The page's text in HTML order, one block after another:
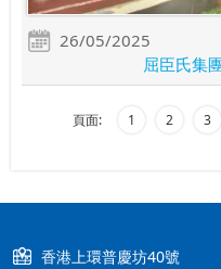
26/05/2025
屈臣氏集
頁面: 1 2 3
香港上環普慶坊40號